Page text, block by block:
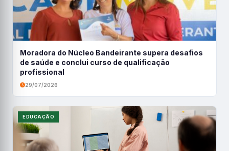
Moradora do Núcleo Bandeirante supera desafios
de saúde e conclui curso de qualificação
profissional
29/07/2026
EDUCAÇÃO